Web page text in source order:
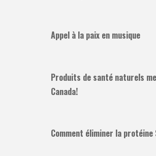
Appel à la paix en musique
Produits de santé naturels
Canada!
Comment éliminer la protéine